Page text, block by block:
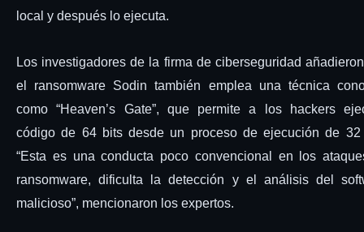
local y después lo ejecuta.
Los investigadores de la firma de ciberseguridad
el ransomware Sodin también emplea una técnica
como “Heaven’s Gate”, que permite a los hackers
código de 64 bits desde un proceso de ejecución de 32
“Esta es una conducta poco convencional en los
ransomware, dificulta la detección y el análisis del
malicioso”, mencionaron los expertos.